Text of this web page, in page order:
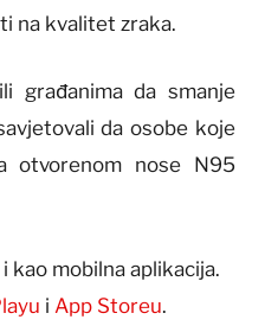
na kvalitet zraka.
građanima da smanje
da osobe koje
otvorenom nose N95
kao mobilna aplikacija.
i App Storeu.